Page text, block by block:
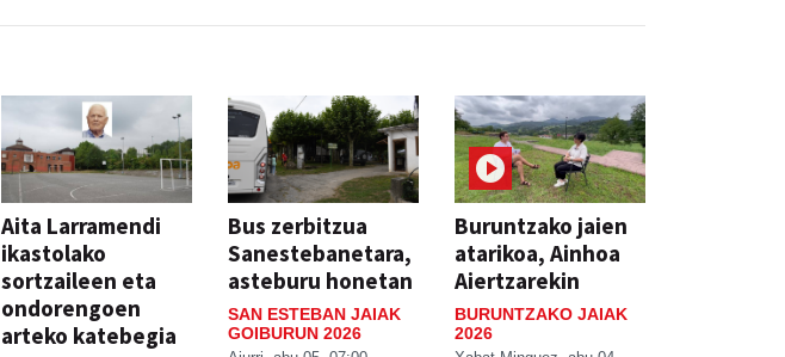
Aita Larramendi
ikastolako
sortzaileen eta
ondorengoen
arteko katebegia
Bus zerbitzua
Sanestebanetara,
asteburu honetan
SAN ESTEBAN JAIAK
GOIBURUN 2026
Buruntzako jaien
atarikoa, Ainhoa
Aiertzarekin
BURUNTZAKO JAIAK
2026